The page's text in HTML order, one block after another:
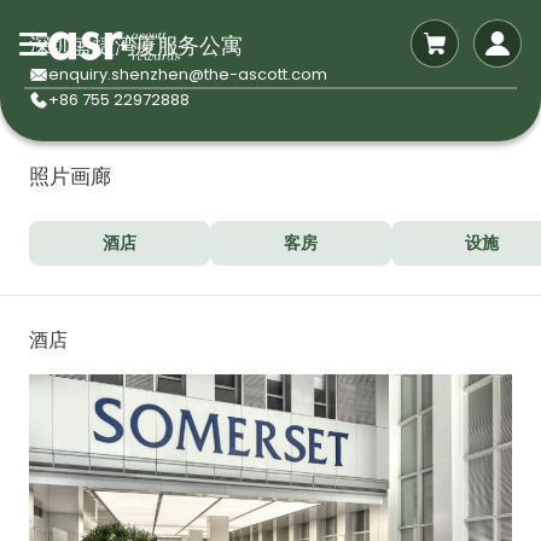
深圳盛捷湾厦服务公寓
enquiry.shenzhen@the-ascott.com
+86 755 22972888
照片画廊
酒店 客房 设施
酒店